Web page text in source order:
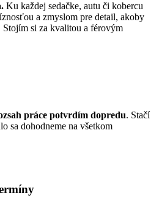
Ku každej sedačke, autu či kobercu
a zmyslom pre detail, akoby
si za kvalitou a férovým
práce potvrdím dopredu. Stačí
sa dohodneme na všetkom